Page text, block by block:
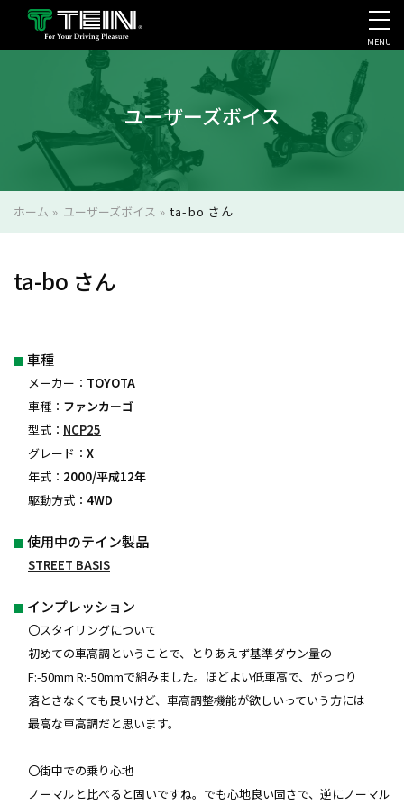
会社案内・採用・IR
MENU
ユーザーズボイス
ホーム » ユーザーズボイス »ta-bo さん
ta-bo さん
車種
メーカー： TOYOTA
車種： ファンカーゴ
型式： NCP25
グレード： X
年式： 2000/平成12年
駆動方式： 4WD
使用中のテイン製品
STREET BASIS
インプレッション
〇スタイリングについて
初めての車高調ということで、とりあえず基準ダウン量の
F:-50mm R:-50mmで組みました。ほどよい低車高で、がっつり
落とさなくても良いけど、車高調整機能が欲しいっていう方には
最高な車高調だと思います。
〇街中での乗り心地
ノーマルと比べると固いですね。でも心地良い固さで、逆にノーマル